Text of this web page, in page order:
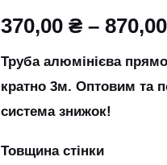
370,00 ₴– 870,00
Труба алюмінієва
кратно 3м. Оптовим та
система знижок!
Товщина стінки